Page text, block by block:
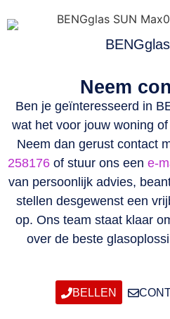
Neem
Ben je geïnteresseerd in
wat het voor jouw woning
Neem dan gerust contact
258176 of stuur ons een e-
van persoonlijk advies,
stellen desgewenst een
op. Ons team staat klaar
over de beste
BELLEN